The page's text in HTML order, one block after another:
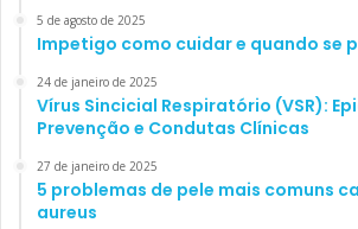
5 de agosto de 2025
Impetigo como cuidar e quando se
24 de janeiro de 2025
Vírus Sincicial Respiratório (VSR):
Prevenção e Condutas Clínicas
27 de janeiro de 2025
5 problemas de pele mais comuns
aureus